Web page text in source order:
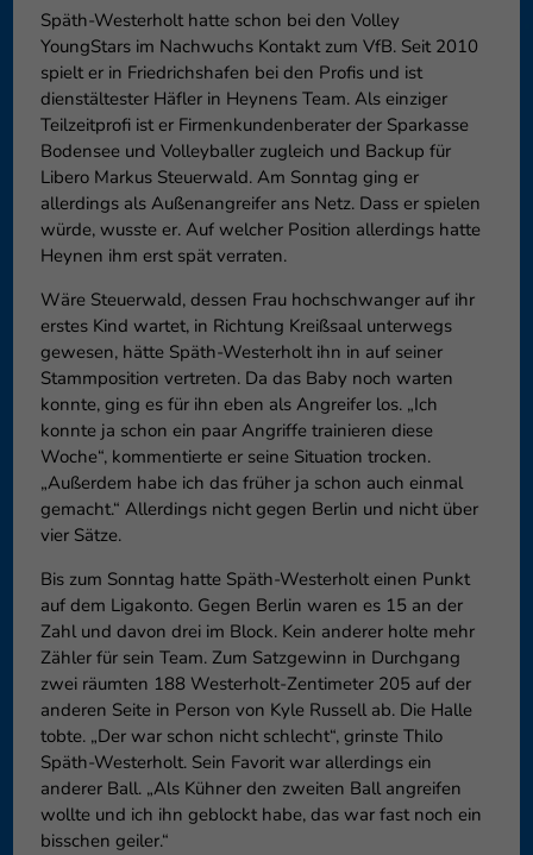
Späth-Westerholt hatte schon bei den Volley
YoungStars im Nachwuchs Kontakt zum VfB. Seit 2010
spielt er in Friedrichshafen bei den Profis und ist
dienstältester Häfler in Heynens Team. Als einziger
Teilzeitprofi ist er Firmenkundenberater der Sparkasse
Bodensee und Volleyballer zugleich und Backup für
Libero Markus Steuerwald. Am Sonntag ging er
allerdings als Außenangreifer ans Netz. Dass er spielen
würde, wusste er. Auf welcher Position allerdings hatte
Heynen ihm erst spät verraten.
Wäre Steuerwald, dessen Frau hochschwanger auf ihr
erstes Kind wartet, in Richtung Kreißsaal unterwegs
gewesen, hätte Späth-Westerholt ihn in auf seiner
Stammposition vertreten. Da das Baby noch warten
konnte, ging es für ihn eben als Angreifer los. „Ich
konnte ja schon ein paar Angriffe trainieren diese
Woche“, kommentierte er seine Situation trocken.
„Außerdem habe ich das früher ja schon auch einmal
gemacht.“ Allerdings nicht gegen Berlin und nicht über
vier Sätze.
Bis zum Sonntag hatte Späth-Westerholt einen Punkt
auf dem Ligakonto. Gegen Berlin waren es 15 an der
Zahl und davon drei im Block. Kein anderer holte mehr
Zähler für sein Team. Zum Satzgewinn in Durchgang
zwei räumten 188 Westerholt-Zentimeter 205 auf der
anderen Seite in Person von Kyle Russell ab. Die Halle
tobte. „Der war schon nicht schlecht“, grinste Thilo
Späth-Westerholt. Sein Favorit war allerdings ein
anderer Ball. „Als Kühner den zweiten Ball angreifen
wollte und ich ihn geblockt habe, das war fast noch ein
bisschen geiler.“